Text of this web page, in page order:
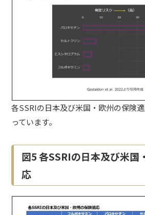
各SSRIの日本及び米国・欧州の保険
っています。
図5 各SSRIの日本及び米国
応